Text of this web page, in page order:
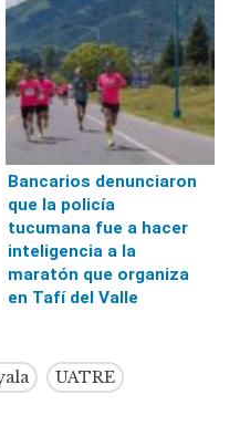
Bancarios denunciaron
que la policía
tucumana fue a hacer
inteligencia a la
maratón que organiza
en Tafí del Valle
UATRE